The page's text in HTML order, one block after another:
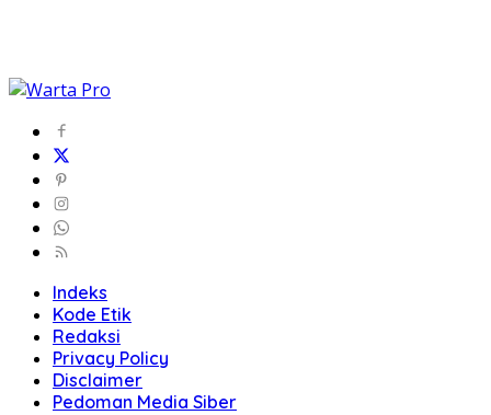
Indeks
Kode Etik
Redaksi
Privacy Policy
Disclaimer
Pedoman Media Siber